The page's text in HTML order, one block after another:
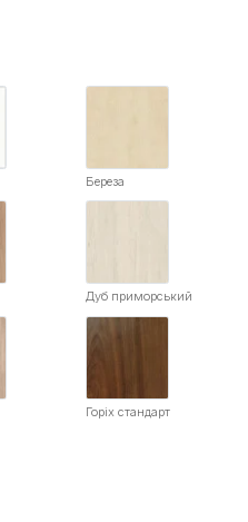
Береза
Дуб приморський
Горіх стандарт